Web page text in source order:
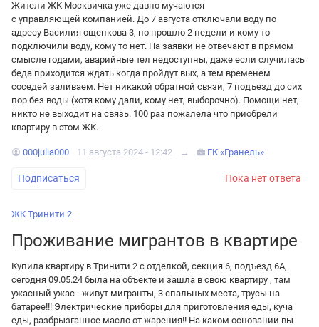
Жители ЖК Москвичка уже давно мучаются
с управляющей компанией. До 7 августа отключали воду по
адресу Василия ощепкова 3, но прошло 2 недели и кому то
подключили воду, кому то нет. На заявки не отвечают в прямом
смысле годами, аварийные тел недоступны, даже если случилась
беда приходится ждать когда пройдут вых, а тем временем
соседей заливаем. Нет никакой обратной связи, 7 подъезд до сих
пор без воды (хотя кому дали, кому нет, выборочно). Помощи нет,
никто не выходит на связь. 100 раз пожалела что приобрели
квартиру в этом ЖК.
000julia000 11 августа 2024 - 12:42 → ГК «Гранель»
Подписаться Пока нет ответа
ЖК Тринити 2
Проживание мигрантов в квартире
Купила квартиру в Тринити 2 с отделкой, секция 6, подъезд 6А,
сегодня 09.05.24 была на объекте и зашла в свою квартиру , там
ужасный ужас - живут мигранты, 3 спальных места, трусы на
батарее!!! Электрические приборы для приготовления еды, куча
еды, разбрызганное масло от жарения!! На каком основании вы